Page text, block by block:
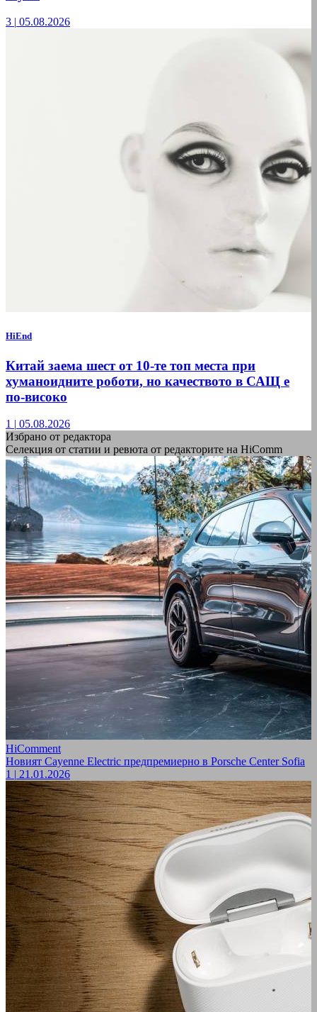
3 | 05.08.2026
HiEnd
Китай заема шест от 10-те топ места при
хуманоидните роботи, но качеството в САЩ е
по-високо
1 | 05.08.2026
Избрано от редактора
Селекция от статии и ревюта от редакторите на HiComm
HiComment
Новият Cayenne Electric предпремиерно в Porsche Center Sofia
1 | 21.01.2026